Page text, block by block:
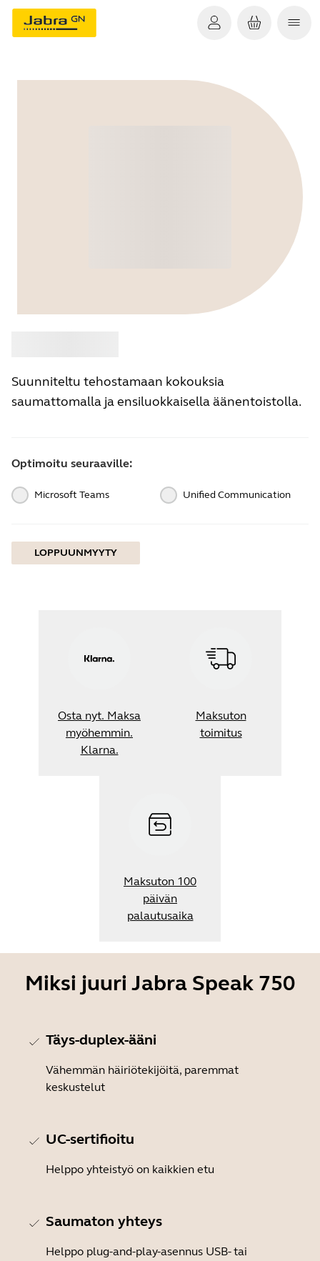
Suunniteltu tehostamaan kokouksia
saumattomalla ja ensiluokkaisella äänentoistolla.
Optimoitu seuraaville:
Microsoft Teams Unified Communication
LOPPUUNMYYTY
Osta nyt. Maksa
myöhemmin.
Klarna.
Maksuton
toimitus
Maksuton 100
päivän
palautusaika
Miksi juuri Jabra Speak 750
Täys-duplex-ääni
Vähemmän häiriötekijöitä, paremmat
keskustelut
UC-sertifioitu
Helppo yhteistyö on kaikkien etu
Saumaton yhteys
Helppo plug-and-play-asennus USB- tai